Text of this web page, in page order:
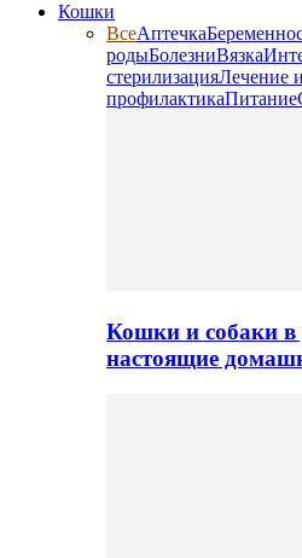
Кошки
ВсеАптечка
родыБолезниВязка
стерилизацияЛечение и
профилактикаПитание
Кошки и собаки
настоящие